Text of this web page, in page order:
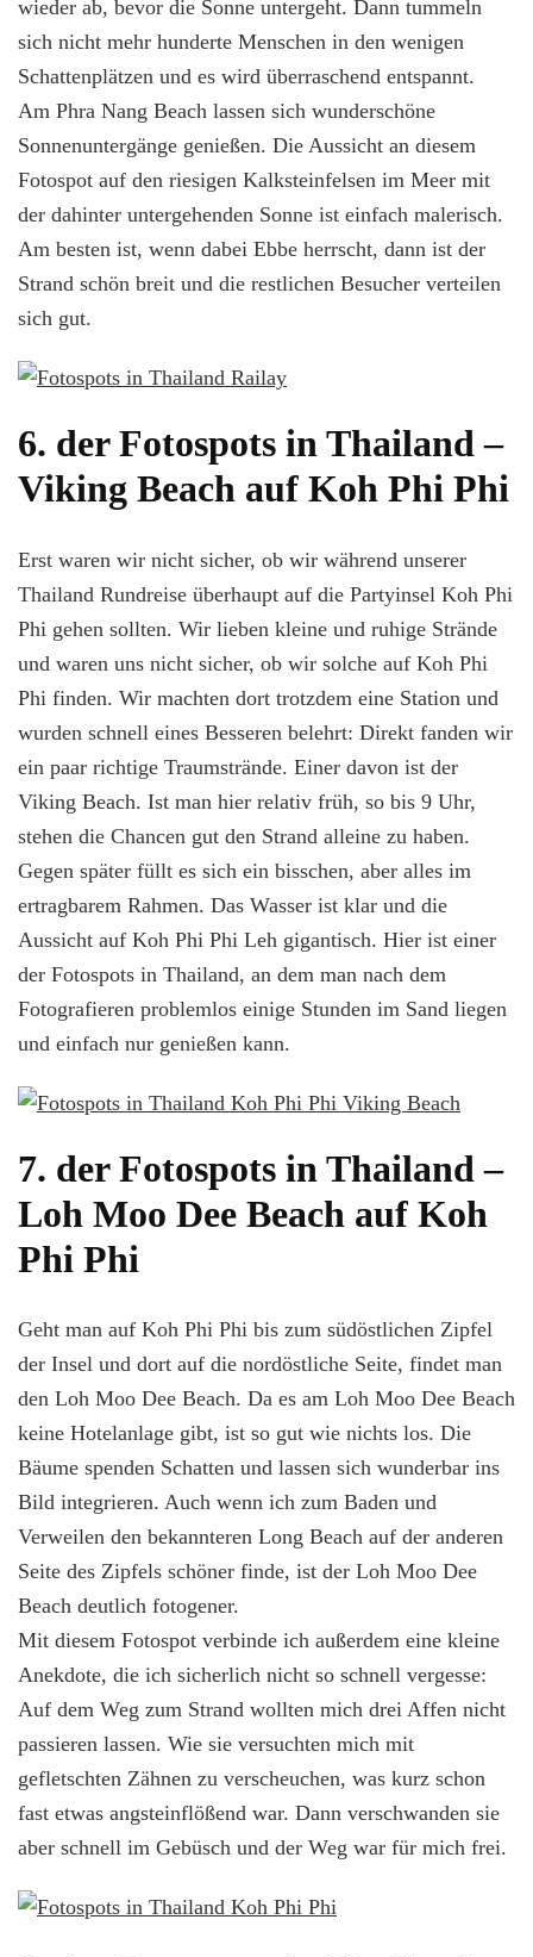
wieder ab, bevor die Sonne untergeht. Dann tummeln
sich nicht mehr hunderte Menschen in den wenigen
Schattenplätzen und es wird überraschend entspannt.
Am Phra Nang Beach lassen sich wunderschöne
Sonnenuntergänge genießen. Die Aussicht an diesem
Fotospot auf den riesigen Kalksteinfelsen im Meer mit
der dahinter untergehenden Sonne ist einfach malerisch.
Am besten ist, wenn dabei Ebbe herrscht, dann ist der
Strand schön breit und die restlichen Besucher verteilen
sich gut.
6. der Fotospots in Thailand –
Viking Beach auf Koh Phi Phi
Erst waren wir nicht sicher, ob wir während unserer
Thailand Rundreise überhaupt auf die Partyinsel Koh Phi
Phi gehen sollten. Wir lieben kleine und ruhige Strände
und waren uns nicht sicher, ob wir solche auf Koh Phi
Phi finden. Wir machten dort trotzdem eine Station und
wurden schnell eines Besseren belehrt: Direkt fanden wir
ein paar richtige Traumstrände. Einer davon ist der
Viking Beach. Ist man hier relativ früh, so bis 9 Uhr,
stehen die Chancen gut den Strand alleine zu haben.
Gegen später füllt es sich ein bisschen, aber alles im
ertragbarem Rahmen. Das Wasser ist klar und die
Aussicht auf Koh Phi Phi Leh gigantisch. Hier ist einer
der Fotospots in Thailand, an dem man nach dem
Fotografieren problemlos einige Stunden im Sand liegen
und einfach nur genießen kann.
7. der Fotospots in Thailand –
Loh Moo Dee Beach auf Koh
Phi Phi
Geht man auf Koh Phi Phi bis zum südöstlichen Zipfel
der Insel und dort auf die nordöstliche Seite, findet man
den Loh Moo Dee Beach. Da es am Loh Moo Dee Beach
keine Hotelanlage gibt, ist so gut wie nichts los. Die
Bäume spenden Schatten und lassen sich wunderbar ins
Bild integrieren. Auch wenn ich zum Baden und
Verweilen den bekannteren Long Beach auf der anderen
Seite des Zipfels schöner finde, ist der Loh Moo Dee
Beach deutlich fotogener.
Mit diesem Fotospot verbinde ich außerdem eine kleine
Anekdote, die ich sicherlich nicht so schnell vergesse:
Auf dem Weg zum Strand wollten mich drei Affen nicht
passieren lassen. Wie sie versuchten mich mit
gefletschten Zähnen zu verscheuchen, was kurz schon
fast etwas angsteinflößend war. Dann verschwanden sie
aber schnell im Gebüsch und der Weg war für mich frei.